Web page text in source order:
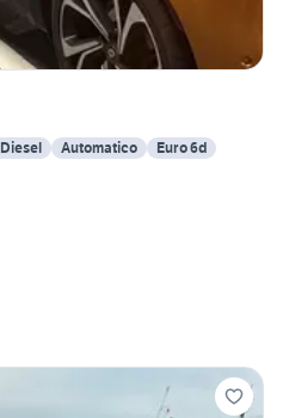
Diesel Automatico Euro 6d